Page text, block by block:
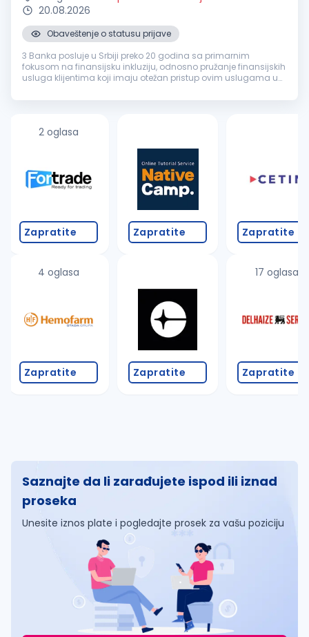
20.08.2026
Obaveštenje o statusu prijave
3 Banka posluje u Srbiji preko 20 godina sa primarnim
fokusom na finansijsku inkluziju, odnosno pružanje finansijskih
usluga klijentima koji imaju otežan pristup ovim uslugama u
pozitivno radno okruž...
2 oglasa
Zapratite
4 oglasa
Zapratite
Zapratite
Zapratite
Zapratite
17 oglasa
Zapratite
Saznajte da li zarađujete ispod ili iznad
proseka
Unesite iznos plate i pogledajte prosek za vašu poziciju